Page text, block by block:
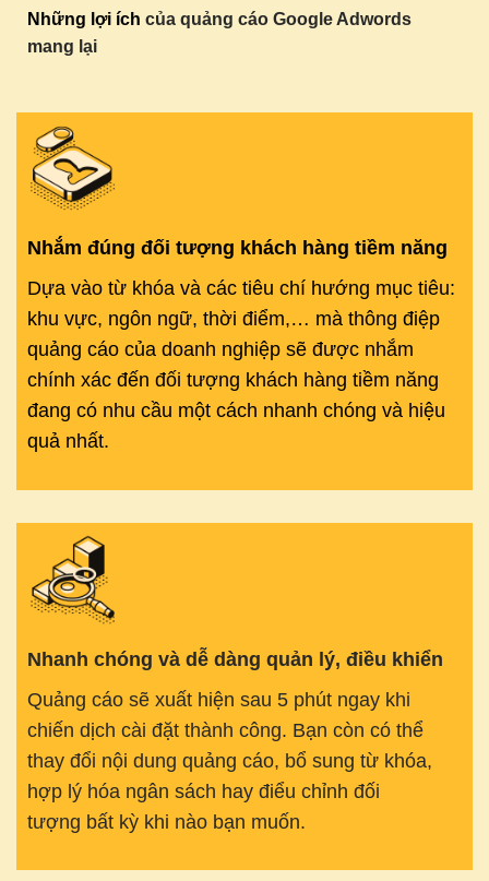
Những lợi ích của quảng cáo Google Adwords
mang lại
Nhắm đúng đối tượng khách hàng tiềm năng
Dựa vào từ khóa và các tiêu chí hướng mục tiêu:
khu vực, ngôn ngữ, thời điểm,… mà thông điệp
quảng cáo của doanh nghiệp sẽ được nhắm
chính xác đến đối tượng khách hàng tiềm năng
đang có nhu cầu một cách nhanh chóng và hiệu
quả nhất.
Nhanh chóng và dễ dàng quản lý, điều khiển
Quảng cáo sẽ xuất hiện sau 5 phút ngay khi
chiến dịch cài đặt thành công. Bạn còn có thể
thay đổi nội dung quảng cáo, bổ sung từ khóa,
hợp lý hóa ngân sách hay điểu chỉnh đối
tượng bất kỳ khi nào bạn muốn.